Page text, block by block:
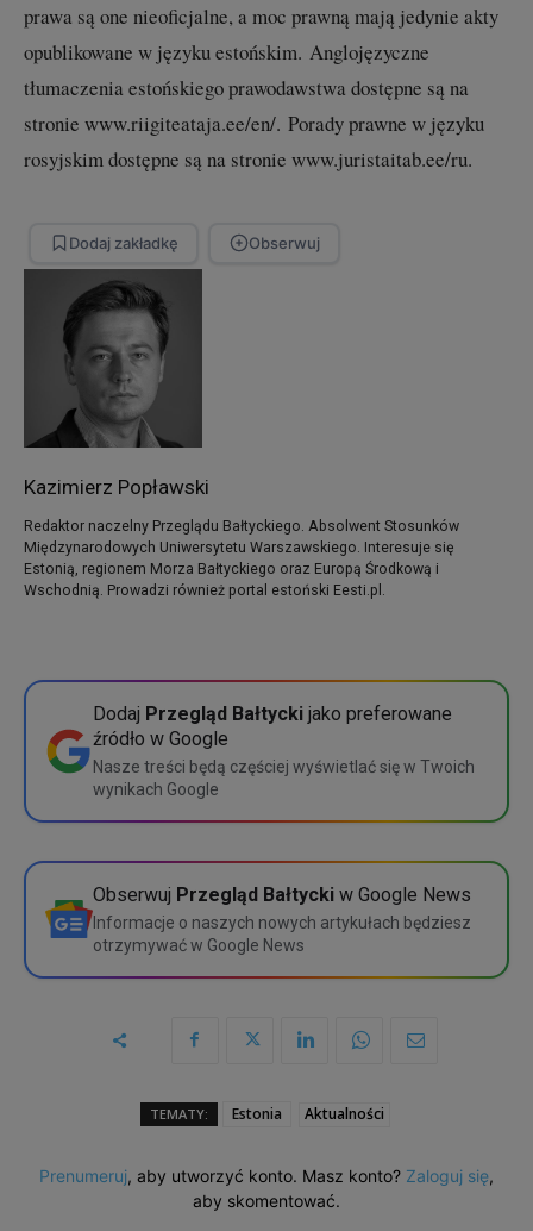
prawa są one nieoficjalne, a moc prawną mają jedynie akty
opublikowane w języku estońskim. Anglojęzyczne
tłumaczenia estońskiego prawodawstwa dostępne są na
stronie www.riigiteataja.ee/en/. Porady prawne w języku
rosyjskim dostępne są na stronie www.juristaitab.ee/ru.
Dodaj zakładkę Obserwuj
Kazimierz Popławski
Redaktor naczelny Przeglądu Bałtyckiego. Absolwent Stosunków
Międzynarodowych Uniwersytetu Warszawskiego. Interesuje się
Estonią, regionem Morza Bałtyckiego oraz Europą Środkową i
Wschodnią. Prowadzi również portal estoński Eesti.pl.
Dodaj Przegląd Bałtycki jako preferowane
źródło w Google
Nasze treści będą częściej wyświetlać się w Twoich
wynikach Google
Obserwuj Przegląd Bałtycki w Google News
Informacje o naszych nowych artykułach będziesz
otrzymywać w Google News
TEMATY: Estonia Aktualności
Prenumeruj, aby utworzyć konto. Masz konto? Zaloguj się,
aby skomentować.